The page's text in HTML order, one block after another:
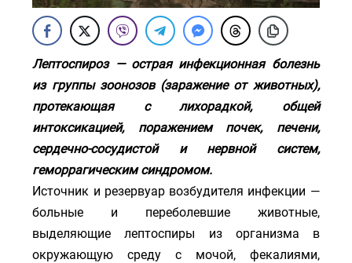
Лептоспироз — острая инфекционная болезнь
из группы зоонозов (заражение от животных),
протекающая с лихорадкой, общей
интоксикацией, поражением почек, печени,
сердечно-сосудистой и нервной систем,
геморрагическим синдромом.
Источник и резервуар возбудителя инфекции —
больные и переболевшие животные,
выделяющие лептоспиры из организма в
окружающую среду с мочой, фекалиями,